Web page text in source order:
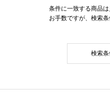
条件に一致する商品は
お手数ですが、検索条
検索